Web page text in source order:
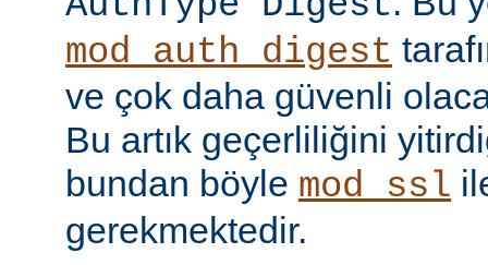
mod_auth_digest
ve çok daha güvenli
Bu artık geçerliliğini
bundan böyle mod_ssl
gerekmektedir.